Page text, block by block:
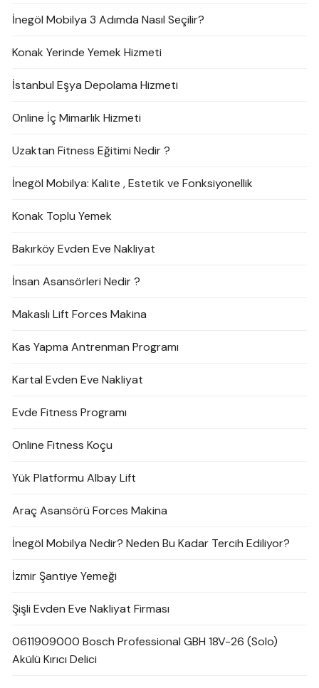
İnegöl Mobilya 3 Adımda Nasıl Seçilir?
Konak Yerinde Yemek Hizmeti
İstanbul Eşya Depolama Hizmeti
Online İç Mimarlık Hizmeti
Uzaktan Fitness Eğitimi Nedir ?
İnegöl Mobilya: Kalite , Estetik ve Fonksiyonellik
Konak Toplu Yemek
Bakırköy Evden Eve Nakliyat
İnsan Asansörleri Nedir ?
Makaslı Lift Forces Makina
Kas Yapma Antrenman Programı
Kartal Evden Eve Nakliyat
Evde Fitness Programı
Online Fitness Koçu
Yük Platformu Albay Lift
Araç Asansörü Forces Makina
İnegöl Mobilya Nedir? Neden Bu Kadar Tercih Ediliyor?
İzmir Şantiye Yemeği
Şişli Evden Eve Nakliyat Firması
0611909000 Bosch Professional GBH 18V-26 (Solo)
Akülü Kırıcı Delici